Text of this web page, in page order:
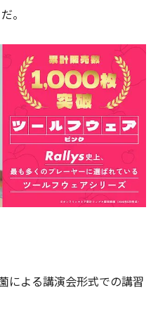
。
による講演会形式での講習